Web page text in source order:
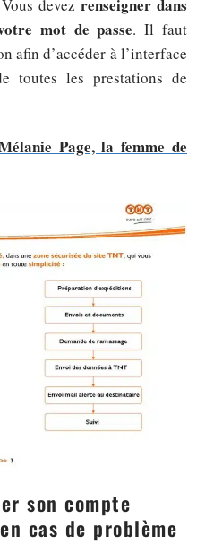
devez renseigner dans
mot de passe. Il faut
afin d’accéder à l’interface
toutes les prestations de
Page, la femme de
son compte
cas de problème